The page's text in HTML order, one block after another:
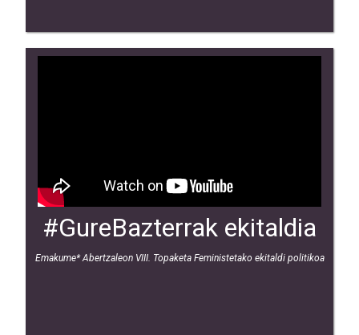
#GureBazterrak ekitaldia
Emakume* Abertzaleon VIII. Topaketa Feministetako ekitaldi politikoa